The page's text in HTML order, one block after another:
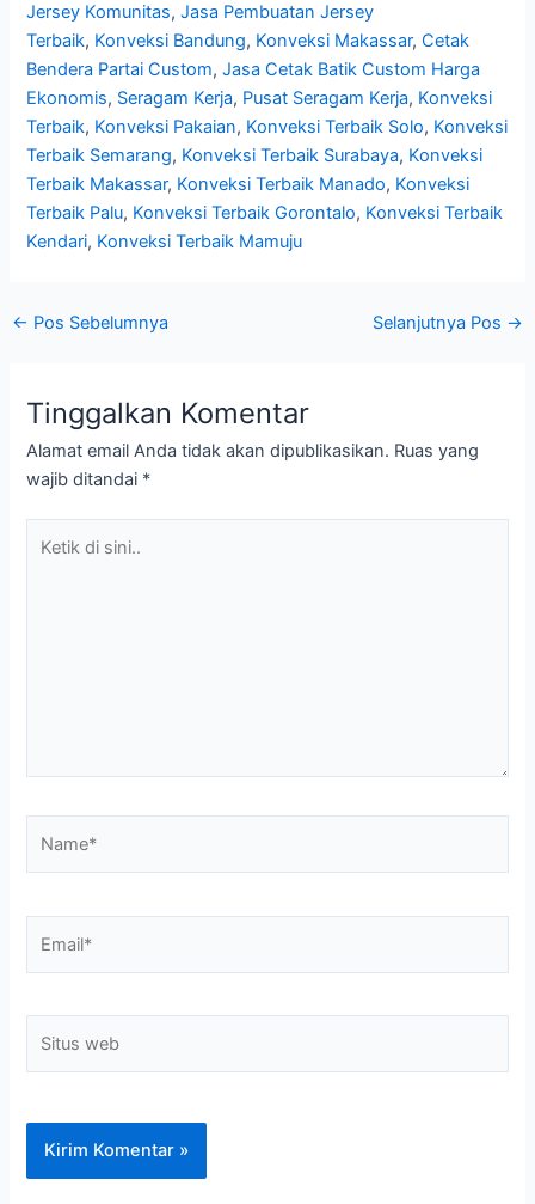
Jersey Komunitas,Jasa Pembuatan Jersey
Terbaik, Konveksi Bandung, Konveksi Makassar,Cetak
Bendera Partai Custom,Jasa Cetak Batik Custom Harga
Ekonomis, Seragam Kerja, Pusat Seragam Kerja, Konveksi
Terbaik, Konveksi Pakaian, Konveksi Terbaik Solo, Konveksi
Terbaik Semarang, Konveksi Terbaik Surabaya, Konveksi
Terbaik Makassar, Konveksi Terbaik Manado, Konveksi
Terbaik Palu, Konveksi Terbaik Gorontalo, Konveksi Terbaik
Kendari, Konveksi Terbaik Mamuju
← Pos Sebelumnya Selanjutnya Pos →
Tinggalkan Komentar
Alamat email Anda tidak akan dipublikasikan. Ruas yang
wajib ditandai *
web